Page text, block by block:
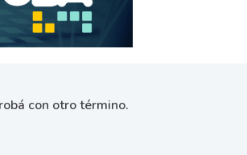
con otro término.